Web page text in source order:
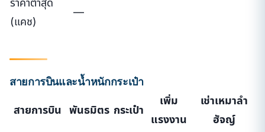
ราคาต่ำสุด
(แคช)
—
สายการบินและน้ำหนักกระเป๋า
สายการบิน พันธมิตร กระเป๋า
เพิ่ม
แรงงาน
เช่าเหมาลำ
ฮัจญ์